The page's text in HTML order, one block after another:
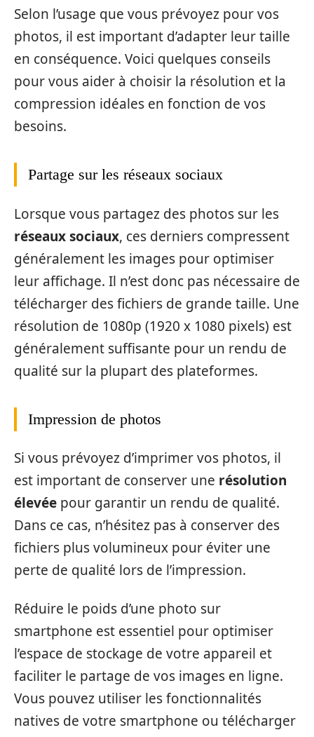
Selon l’usage que vous prévoyez pour vos
photos, il est important d’adapter leur taille
en conséquence. Voici quelques conseils
pour vous aider à choisir la résolution et la
compression idéales en fonction de vos
besoins.
Partage sur les réseaux sociaux
Lorsque vous partagez des photos sur les
réseaux sociaux, ces derniers compressent
généralement les images pour optimiser
leur affichage. Il n’est donc pas nécessaire de
télécharger des fichiers de grande taille. Une
résolution de 1080p (1920 x 1080 pixels) est
généralement suffisante pour un rendu de
qualité sur la plupart des plateformes.
Impression de photos
Si vous prévoyez d’imprimer vos photos, il
est important de conserver une résolution
élevée pour garantir un rendu de qualité.
Dans ce cas, n’hésitez pas à conserver des
fichiers plus volumineux pour éviter une
perte de qualité lors de l’impression.
Réduire le poids d’une photo sur
smartphone est essentiel pour optimiser
l’espace de stockage de votre appareil et
faciliter le partage de vos images en ligne.
Vous pouvez utiliser les fonctionnalités
natives de votre smartphone ou télécharger